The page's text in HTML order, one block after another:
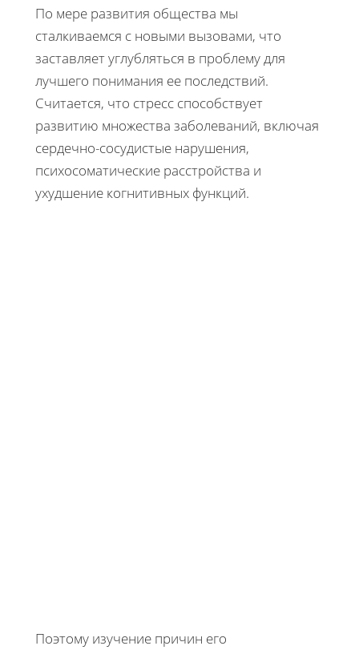
По мере развития общества мы
сталкиваемся с новыми вызовами, что
заставляет углубляться в проблему для
лучшего понимания ее последствий.
Считается, что стресс способствует
развитию множества заболеваний, включая
сердечно-сосудистые нарушения,
психосоматические расстройства и
ухудшение когнитивных функций.
Поэтому изучение причин его